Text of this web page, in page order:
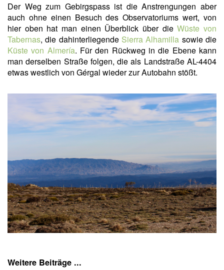
Der Weg zum Gebirgspass ist die Anstrengungen aber
auch ohne einen Besuch des Observatoriums wert, von
hier oben hat man einen Überblick über dieWüste von
Tabernas, die dahinterliegende Sierra Alhamilla sowie die
Küste von Almería. Für den Rückweg in die Ebene kann
man derselben Straße folgen, die als Landstraße AL-4404
etwas westlich von Gérgal wieder zur Autobahn stößt.
Weitere Beiträge ...